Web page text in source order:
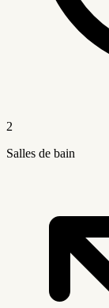
2
Salles de bain